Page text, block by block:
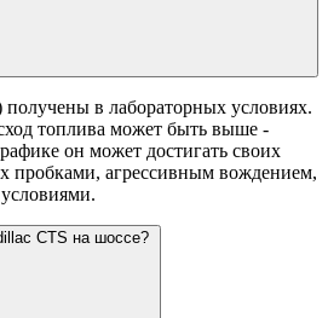
получены в лабораторных условиях.
топлива может быть выше -
он может достигать своих
пробками, агрессивным вождением,
CTS на шоссе?